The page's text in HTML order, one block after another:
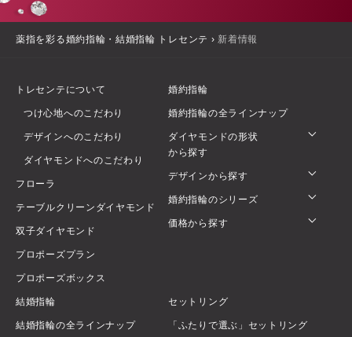
薬指を彩る婚約指輪・結婚指輪 トレセンテ › 新着情報
トレセンテについて
つけ心地へのこだわり
デザインへのこだわり
ダイヤモンドへのこだわり
フローラ
テーブルクリーンダイヤモンド
双子ダイヤモンド
プロポーズプラン
プロポーズボックス
婚約指輪
婚約指輪の全ラインナップ
ダイヤモンドの形状
から探す
デザインから探す
婚約指輪のシリーズ
価格から探す
結婚指輪
結婚指輪の全ラインナップ
セットリング
「ふたりで選ぶ」セットリング